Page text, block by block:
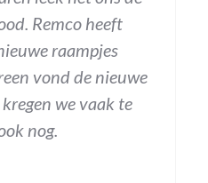
Remco heeft
raampjes
vond de nieuwe
we vaak te
nog.